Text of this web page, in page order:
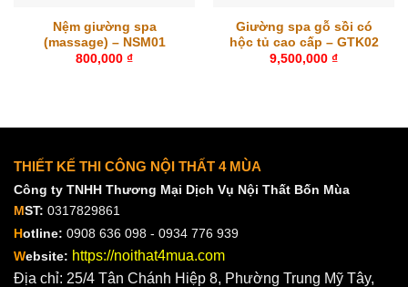
Nệm giường spa
(massage) – NSM01
800,000 ₫
Giường spa gỗ sồi có
hộc tủ cao cấp – GTK02
9,500,000 ₫
THIẾT KẾ THI CÔNG NỘI THẤT 4 MÙA
Công ty TNHH Thương Mại Dịch Vụ Nội Thất Bốn Mùa
MST: 0317829861
Hotline: 0908 636 098 - 0934 776 939
Website: https://noithat4mua.com
Địa chỉ: 25/4 Tân Chánh Hiệp 8, Phường Trung Mỹ Tây,